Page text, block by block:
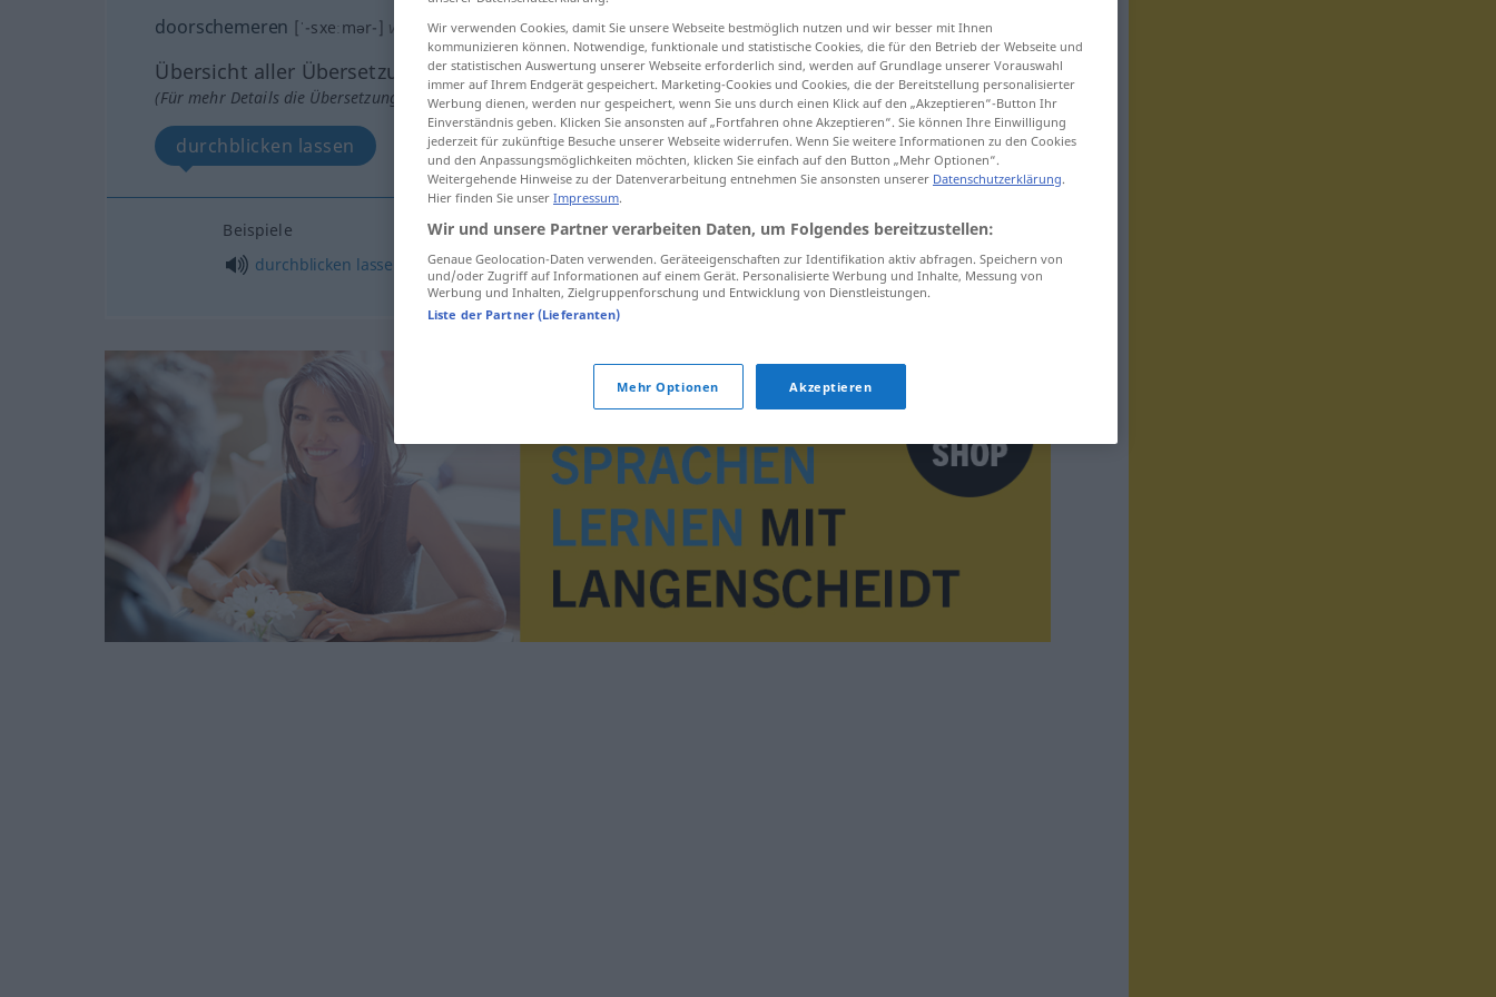
doorschemeren [ˈ-sxeːmər-] v
Übersicht aller Übersetzungen
(Für mehr Details die Übersetzung anklicken/antippen)
durchblicken lassen
Beispiele
durchblicken lassen latendoorschemeren
Wir verwenden Cookies, damit Sie unsere Webseite bestmöglich nutzen und wir besser mit Ihnen
kommunizieren können. Notwendige, funktionale und statistische Cookies, die für den Betrieb der Webseite und
der statistischen Auswertung unserer Webseite erforderlich sind, werden auf Grundlage unserer Vorauswahl
immer auf Ihrem Endgerät gespeichert. Marketing-Cookies und Cookies, die der Bereitstellung personalisierter
Werbung dienen, werden nur gespeichert, wenn Sie uns durch einen Klick auf den „Akzeptieren“-Button Ihr
Einverständnis geben. Klicken Sie ansonsten auf „Fortfahren ohne Akzeptieren“. Sie können Ihre Einwilligung
jederzeit für zukünftige Besuche unserer Webseite widerrufen. Wenn Sie weitere Informationen zu den Cookies
und den Anpassungsmöglichkeiten möchten, klicken Sie einfach auf den Button „Mehr Optionen“.
Weitergehende Hinweise zu der Datenverarbeitung entnehmen Sie ansonsten unserer Datenschutzerklärung.
Hier finden Sie unser Impressum.
Wir und unsere Partner verarbeiten Daten, um Folgendes bereitzustellen:
Genaue Geolocation-Daten verwenden. Geräteeigenschaften zur Identifikation aktiv abfragen. Speichern von
und/oder Zugriff auf Informationen auf einem Gerät. Personalisierte Werbung und Inhalte, Messung von
Werbung und Inhalten, Zielgruppenforschung und Entwicklung von Dienstleistungen.
Liste der Partner (Lieferanten)
Mehr Optionen Akzeptieren